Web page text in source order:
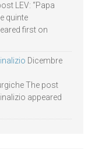
LEV: “Papa
quinte
first on
Dicembre
The post
appeared